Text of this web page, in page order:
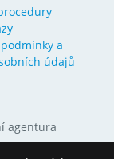
a
údajů
agentura